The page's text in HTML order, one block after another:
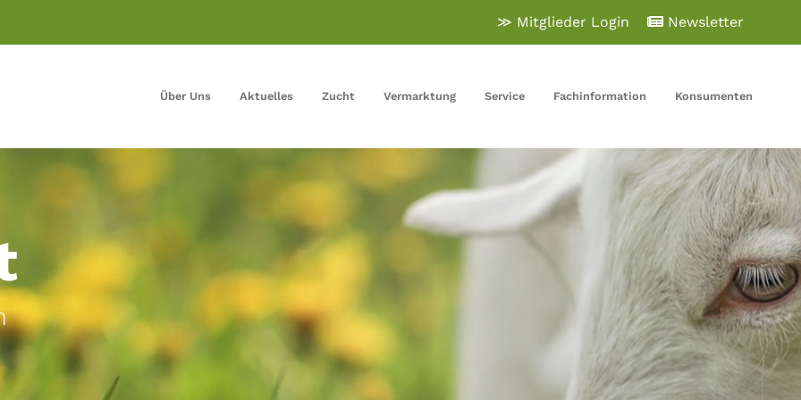
Newsletter
≫ Mitglieder Login
Über Uns Aktuelles Zucht Vermarktung Service Fachinformation Konsumenten